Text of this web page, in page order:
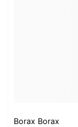
Borax Borax